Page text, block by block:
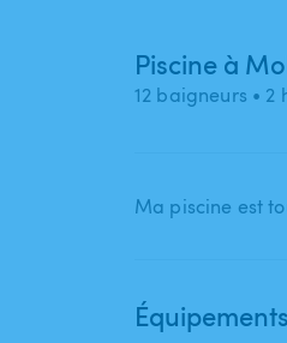
Piscine à
12 baigneurs • 2
Ma piscine est
Équipements